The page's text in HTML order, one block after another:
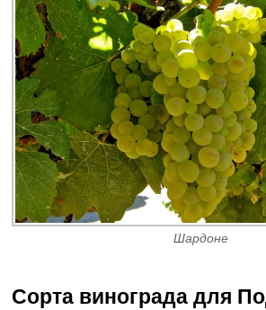
Шардоне
Сорта винограда для